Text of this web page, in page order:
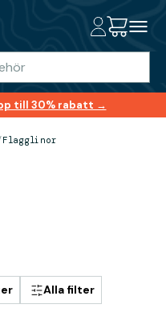
till 30% rabatt →
Flagglinor
Alla filter